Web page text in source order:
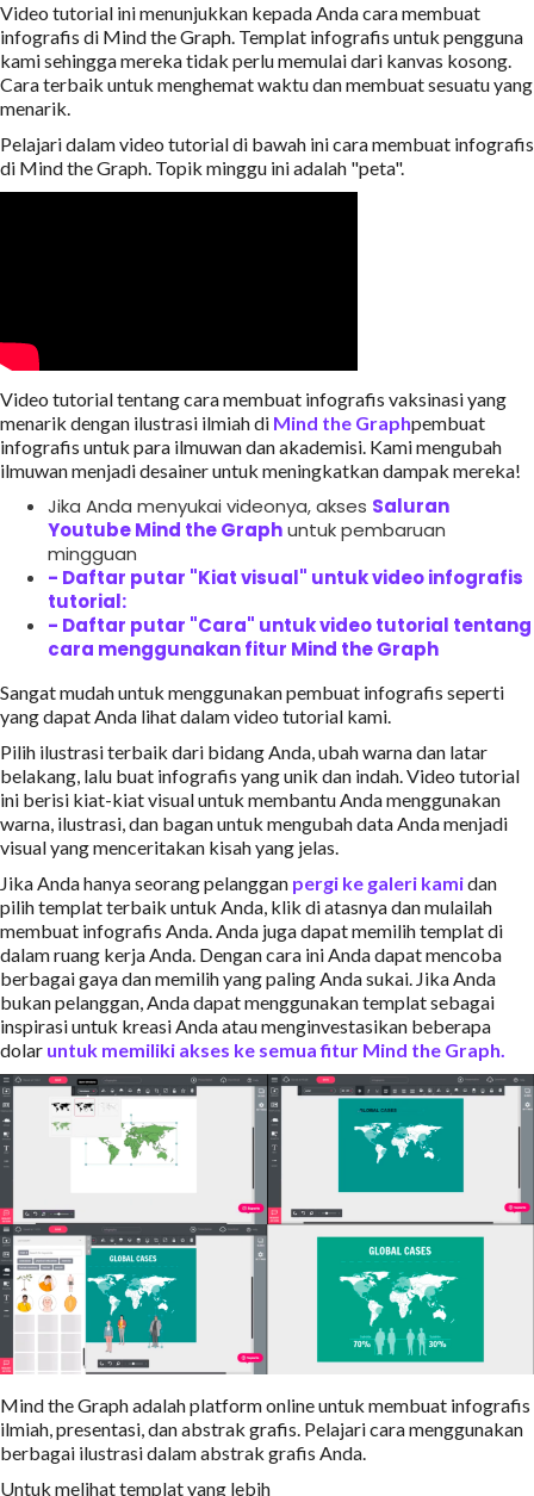
Video tutorial ini menunjukkan kepada Anda cara membuat
infografis di Mind the Graph. Templat infografis untuk pengguna
kami sehingga mereka tidak perlu memulai dari kanvas kosong.
Cara terbaik untuk menghemat waktu dan membuat sesuatu yang
menarik.
Pelajari dalam video tutorial di bawah ini cara membuat infografis
di Mind the Graph. Topik minggu ini adalah "peta".
Video tutorial tentang cara membuat infografis vaksinasi yang
menarik dengan ilustrasi ilmiah di Mind the Graphpembuat
infografis untuk para ilmuwan dan akademisi. Kami mengubah
ilmuwan menjadi desainer untuk meningkatkan dampak mereka!
Jika Anda menyukai videonya, akses Saluran
Youtube Mind the Graphuntuk pembaruan
mingguan
- Daftar putar "Kiat visual" untuk video infografis
tutorial:
- Daftar putar "Cara" untuk video tutorial tentang
cara menggunakan fitur Mind the Graph
Sangat mudah untuk menggunakan pembuat infografis seperti
yang dapat Anda lihat dalam video tutorial kami.
Pilih ilustrasi terbaik dari bidang Anda, ubah warna dan latar
belakang, lalu buat infografis yang unik dan indah. Video tutorial
ini berisi kiat-kiat visual untuk membantu Anda menggunakan
warna, ilustrasi, dan bagan untuk mengubah data Anda menjadi
visual yang menceritakan kisah yang jelas.
Jika Anda hanya seorang pelanggan pergi ke galeri kamidan
pilih templat terbaik untuk Anda, klik di atasnya dan mulailah
membuat infografis Anda. Anda juga dapat memilih templat di
dalam ruang kerja Anda. Dengan cara ini Anda dapat mencoba
berbagai gaya dan memilih yang paling Anda sukai. Jika Anda
bukan pelanggan, Anda dapat menggunakan templat sebagai
inspirasi untuk kreasi Anda atau menginvestasikan beberapa
dolar untuk memiliki akses ke semua fitur Mind the Graph.
Mind the Graph adalah platform online untuk membuat infografis
ilmiah, presentasi, dan abstrak grafis. Pelajari cara menggunakan
berbagai ilustrasi dalam abstrak grafis Anda.
Untuk melihat templat yang lebih